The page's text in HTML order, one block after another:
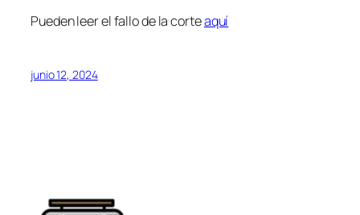
Pueden leer el fallo de la corteaquí
junio 12, 2024